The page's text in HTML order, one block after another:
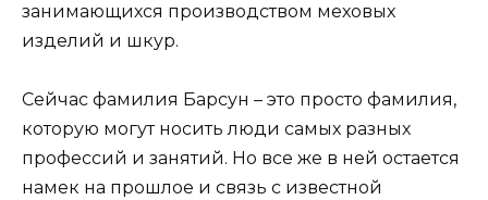
занимающихся производством меховых
изделий и шкур.
Сейчас фамилия Барсун – это просто фамилия,
которую могут носить люди самых разных
профессий и занятий. Но все же в ней остается
намек на прошлое и связь с известной